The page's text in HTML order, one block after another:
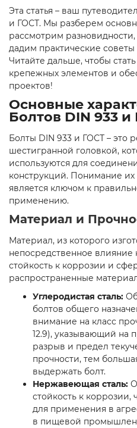
Эта статья – ваш
и ГОСТ. Мы разберем
рассмотрим
дадим практические
Читайте дальше, чтобы
крепежных элементов и
проектов!
Основные
Болтов DIN 933 и
Болты DIN 933 и ГОСТ – это
шестигранной головкой,
используются для
конструкций. Понимание их
является ключом к
применению.
Материал и
Материал, из которого
непосредственное влияние
стойкость к коррозии и
распространенные
Углеродистая сталь:
болтов общего
внимание на класс
12.9), указывающий на
разрыв и предел
прочности, тем
выдержать болт.
Нержавеющая сталь:
стойкость к коррозии,
для применения в
в пищевой